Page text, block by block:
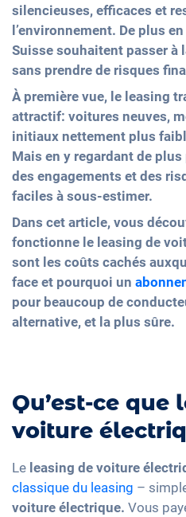
silencieuses, efficaces et
l’environnement. De plus
Suisse souhaitent passer à
sans prendre de risques
À première vue, le leasing
attractif: voitures neuves,
initiaux nettement plus
Mais en y regardant de
des engagements et des
faciles à sous-estimer.
Dans cet article, vous
fonctionne le leasing de
sont les coûts cachés
face et pourquoi un
pour beaucoup de
alternative, et la plus sûre.
Qu’est-ce que
voiture
Le leasing de voiture
classique du leasing –
voiture électrique. Vous